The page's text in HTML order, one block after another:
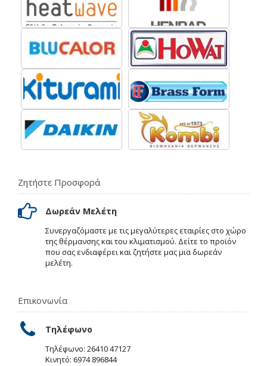
Ζητήστε Προσφορά
Δωρεάν Μελέτη
Συνεργαζόμαστε με τις μεγαλύτερες εταιρίες στο χώρο
της θέρμανσης και του κλιματισμού. Δείτε το προϊόν
που σας ενδιαφέρει και ζητήστε μας μια δωρεάν
μελέτη.
Επικονωνία
Τηλέφωνο
Τηλέφωνο: 26410 47127
Κινητό: 6974 896844